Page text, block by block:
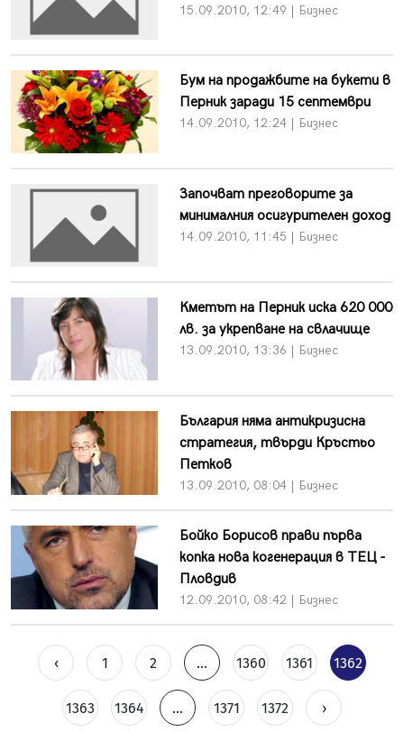
15.09.2010, 12:49 | Бизнес
Бум на продажбите на букети в
Перник заради 15 септември
14.09.2010, 12:24 | Бизнес
Започват преговорите за
минималния осигурителен доход
14.09.2010, 11:45 | Бизнес
Кметът на Перник иска 620 000
лв. за укрепване на свлачище
13.09.2010, 13:36 | Бизнес
България няма антикризисна
стратегия, твърди Кръстьо
Петков
13.09.2010, 08:04 | Бизнес
Бойко Борисов прави първа
копка нова когенерация в ТЕЦ -
Пловдив
12.09.2010, 08:42 | Бизнес
‹ 1 2 ... 1360 1361 1362
1363 1364 ... 1371 1372 ›